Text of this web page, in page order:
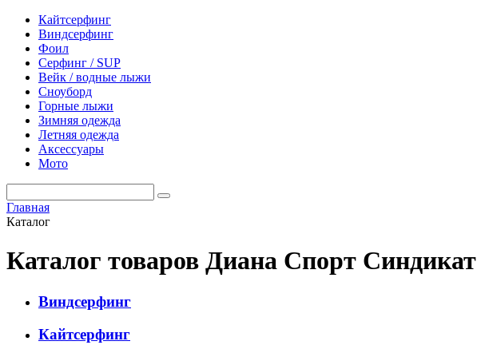
Кайтсерфинг
Виндсерфинг
Фоил
Серфинг / SUP
Вейк / водные лыжи
Сноуборд
Горные лыжи
Зимняя одежда
Летняя одежда
Аксессуары
Мото
Главная
Каталог
Каталог товаров Диана Спорт Синдикат
Виндсерфинг
Кайтсерфинг